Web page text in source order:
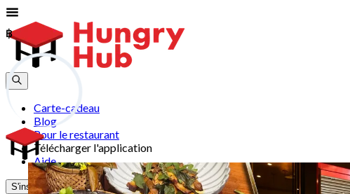
Carte-cadeau
Blog
Pour le restaurant
Télécharger l'application
Aide
S'inscrire
฿
฿